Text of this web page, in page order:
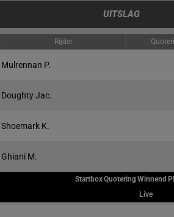
UITSLAG
Rijder
Mulrennan P.
Doughty Jac.
Shoemark K.
Ghiani M.
StartboxQuoteringWinnend
Live